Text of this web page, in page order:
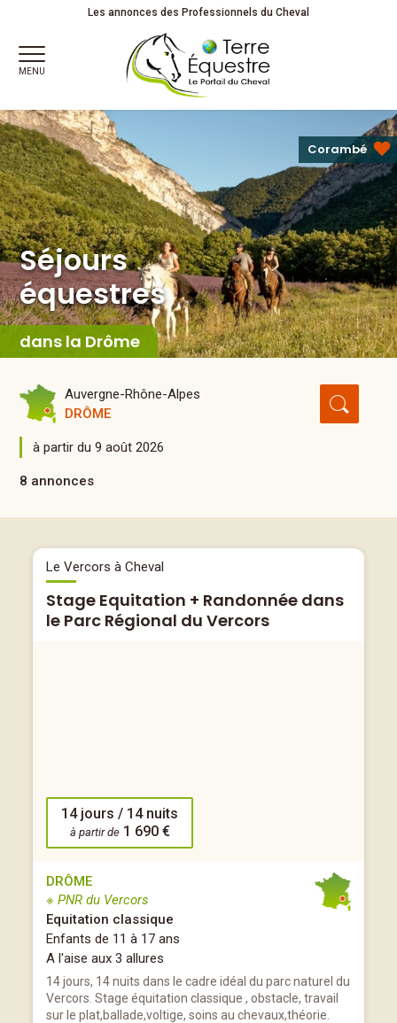
équestresLes annonces des Professionnels du Cheval
MENU
Séjours
équestres
dans la Drôme
Corambé
Auvergne-Rhône-Alpes
DRÔME
à partir du 9 août 2026
8 annonces
Le Vercors à Cheval
Stage Equitation + Randonnée dans
le Parc Régional du Vercors
14 jours / 14 nuits
à partir de 1 690 €
DRÔME
※ PNR du Vercors
Equitation classique
Enfants de 11 à 17 ans
A l'aise aux 3 allures
14 jours, 14 nuits dans le cadre idéal du parc naturel du
Vercors. Stage équitation classique , obstacle, travail
sur le plat,ballade,voltige, soins au chevaux,théorie.